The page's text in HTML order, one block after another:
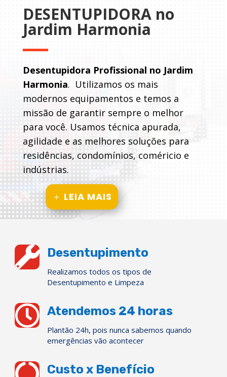
DESENTUPIDORA no
Jardim Harmonia
Desentupidora Profissional no Jardim
Harmonia. Utilizamos os mais
modernos equipamentos e temos a
missão de garantir sempre o melhor
para você. Usamos técnica apurada,
agilidade e as melhores soluções para
residências, condomínios, coméricio e
indústrias.
LEIA MAIS
 Desentupimento
Realizamos todos os tipos de
Desentupimento e Limpeza
 Atendemos 24 horas
Plantão 24h, pois nunca sabemos quando
emergências vão acontecer
Custo x Benefício